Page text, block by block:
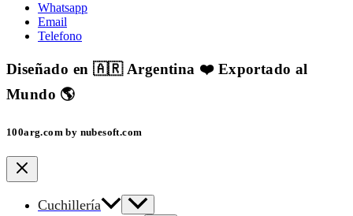
Whatsapp
Email
Telefono
Diseñado en 🇦🇷 Argentina ❤️ Exportado al
Mundo 🌎
100arg.com by nubesoft.com
Cuchillería